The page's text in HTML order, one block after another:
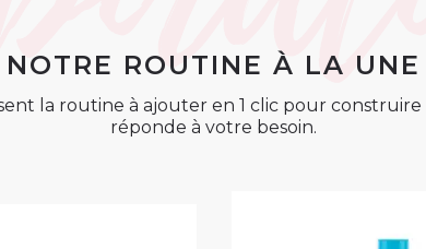
NOTRE ROUTINE À LA UNE
la routine à ajouter en 1 clic pour
réponde à votre besoin.